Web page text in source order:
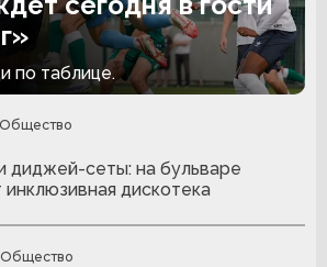
по таблице.
Общество
диджей-сеты: на бульваре
инклюзивная дискотека
Общество